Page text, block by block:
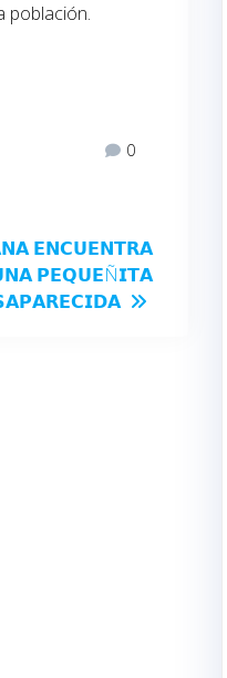
población.
0
𝗘𝗡𝗖𝗨𝗘𝗡𝗧𝗥𝗔
𝗣𝗘𝗤𝗨𝗘Ñ𝗜𝗧𝗔